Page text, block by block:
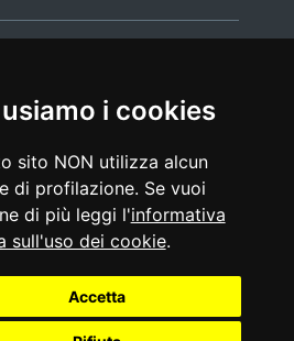
i cookies
sito NON utilizza alcun
di profilazione. Se vuoi
di più leggi l'informativa
sull'uso dei cookie.
Accetta
legali |glossario
policy
|feedback
cookie